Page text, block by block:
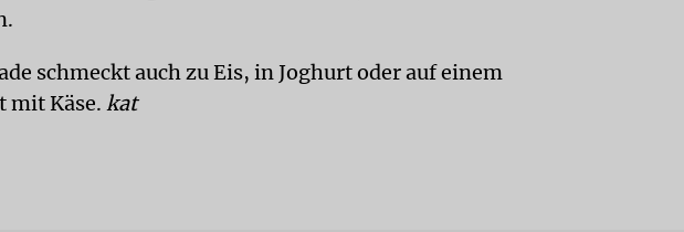
schmeckt auch zu Eis, in Joghurt oder auf einem
mit Käse. kat